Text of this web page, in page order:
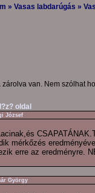
» Vasas labdarúgás »
zárolva van. Nem szólhat
oldal
József
mérkőzés
erre az eredményre.
György